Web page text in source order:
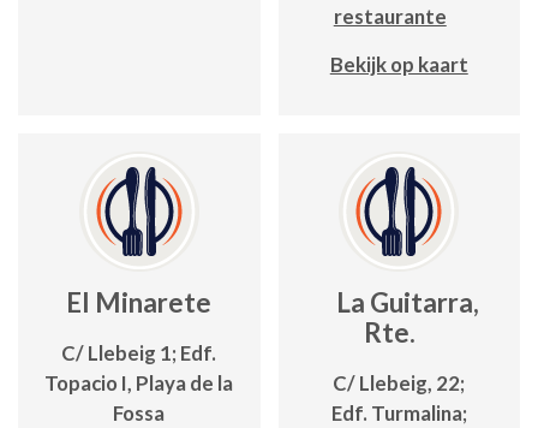
restaurante
Bekijk op kaart
El Minarete
C/ Llebeig 1; Edf.
Topacio I, Playa de la
Fossa
La Guitarra,
Rte.
C/ Llebeig, 22;
Edf. Turmalina;